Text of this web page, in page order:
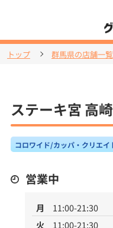
トップ 群馬県の店舗一覧
ステーキ宮 高
コロワイド/カッパ・クリエ
営業中
月
11:00-21:30
火
11:00-21:30